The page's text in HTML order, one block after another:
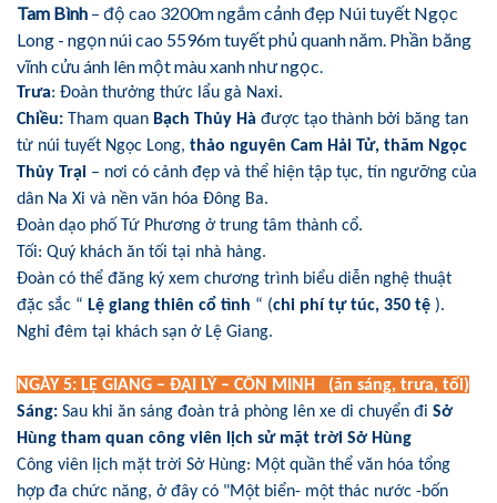
Tam Bình – độ cao 3200m ngắm cảnh đẹp Núi tuyết Ngọc
Long - ngọn núi cao 5596m tuyết phủ quanh năm. Phần băng
vĩnh cửu ánh lên một màu xanh như ngọc.
Trưa: Đoàn thưởng thức lẩu gà Naxi.
Chiều: Tham quan Bạch Thủy Hà được tạo thành bởi băng tan
từ núi tuyết Ngọc Long, thảo nguyên Cam Hải Tử, thăm Ngọc
Thủy Trại – nơi có cảnh đẹp và thể hiện tập tục, tín ngưỡng của
dân Na Xi và nền văn hóa Đông Ba.
Đoàn dạo phố Tứ Phương ở trung tâm thành cổ.
Tối: Quý khách ăn tối tại nhà hàng.
Đoàn có thể đăng ký xem chương trình biểu diễn nghệ thuật
đặc sắc “ Lệ giang thiên cổ tình “ (chi phí tự túc, 350 tệ ).
Nghỉ đêm tại khách sạn ở Lệ Giang.
NGÀY 5: LỆ GIANG – ĐẠI LÝ – CÔN MINH (ăn sáng, trưa, tối)
Sáng: Sau khi ăn sáng đoàn trả phòng lên xe di chuyển đi Sở
Hùng tham quan công viên lịch sử mặt trời Sở Hùng
Công viên lịch mặt trời Sở Hùng: Một quần thể văn hóa tổng
hợp đa chức năng, ở đây có "Một biển- một thác nước -bốn